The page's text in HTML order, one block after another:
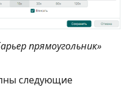
прямоугольник»
следующие